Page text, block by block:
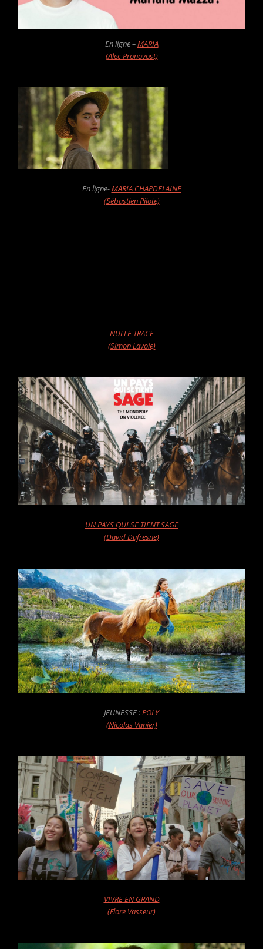
En ligne –MARIA
(Alec Pronovost)
En ligne-MARIA CHAPDELAINE
(Sébastien Pilote)
NULLE TRACE
(Simon Lavoie)
UN PAYS QUI SE TIENT SAGE
(David Dufresne)
JEUNESSE :POLY
(Nicolas Vanier)
VIVRE EN GRAND
(Flore Vasseur)